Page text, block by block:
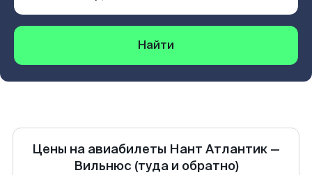
Найти
Цены на авиабилеты Нант Атлантик —
Вильнюс (туда и обратно)